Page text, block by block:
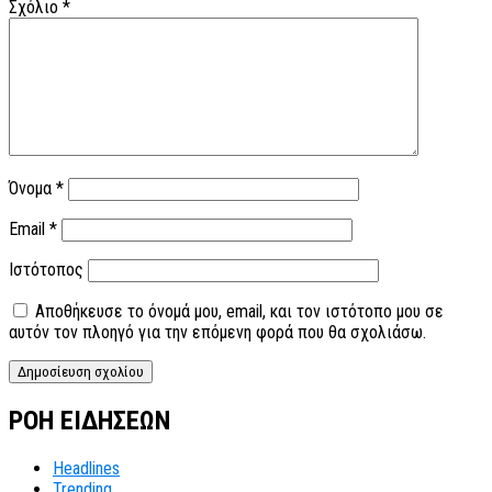
Σχόλιο *
Όνομα *
Email *
Ιστότοπος
Αποθήκευσε το όνομά μου, email, και τον ιστότοπο μου σε
αυτόν τον πλοηγό για την επόμενη φορά που θα σχολιάσω.
ΡΟΗ ΕΙΔΗΣΕΩΝ
Headlines